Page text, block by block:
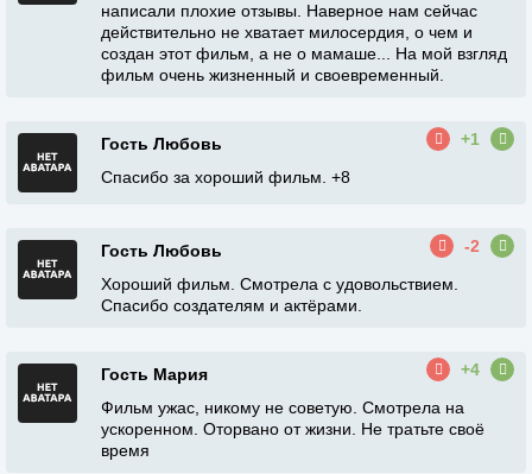
написали плохие отзывы. Наверное нам сейчас
действительно не хватает милосердия, о чем и
создан этот фильм, а не о мамаше... На мой взгляд
фильм очень жизненный и своевременный.
Гость Любовь
+1
Спасибо за хороший фильм. +8
Гость Любовь
-2
Хороший фильм. Смотрела с удовольствием.
Спасибо создателям и актёрами.
Гость Мария
+4
Фильм ужас, никому не советую. Смотрела на
ускоренном. Оторвано от жизни. Не тратьте своё
время